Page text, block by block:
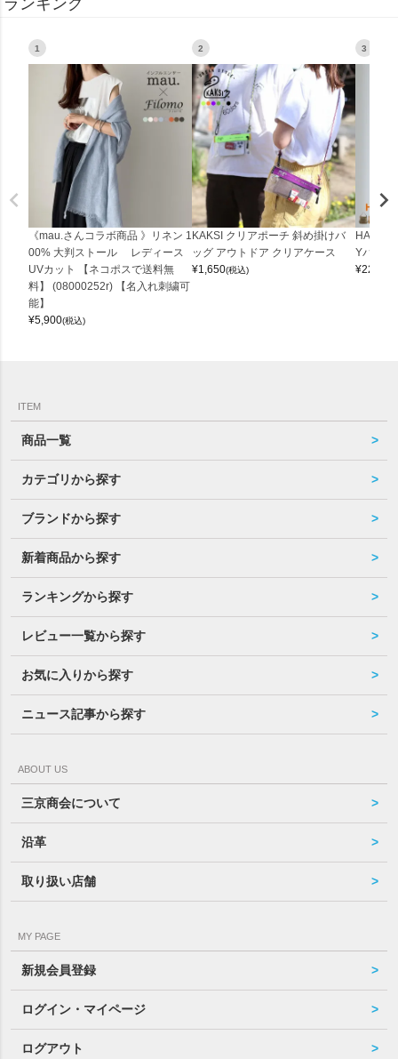
1
《mau.さんコラボ商品 》リネン 1
00% 大判ストール レディース
UVカット 【ネコポスで送料無
料】 (08000252r) 【名入れ刺繍可
能】
¥5,900(税込)
2
KAKSI クリアポーチ 斜め掛けバ
ッグ アウトドア クリアケース
¥1,650(税込)
3
Yバッグ
¥22,000
ITEM
商品一覧
カテゴリから探す
ブランドから探す
新着商品から探す
ランキングから探す
レビュー一覧から探す
お気に入りから探す
ニュース記事から探す
ABOUT US
三京商会について
沿革
取り扱い店舗
MY PAGE
新規会員登録
ログイン・マイページ
ログアウト